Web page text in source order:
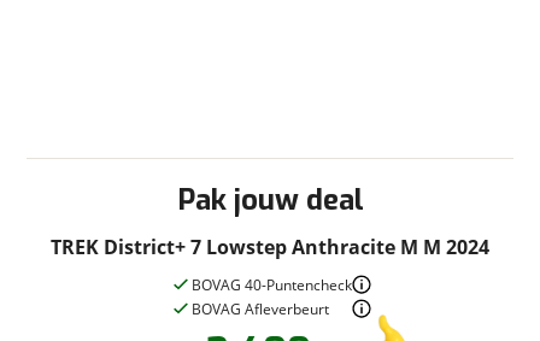
Pak jouw deal
TREK District+ 7 Lowstep Anthracite M M 2024
BOVAG 40-Puntencheck
BOVAG Afleverbeurt